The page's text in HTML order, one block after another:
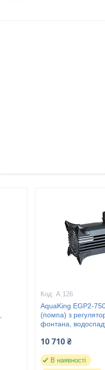
A.126
AquaKing EGP2-
(помпа) з
фонтана,
10 710 ₴
В наявності